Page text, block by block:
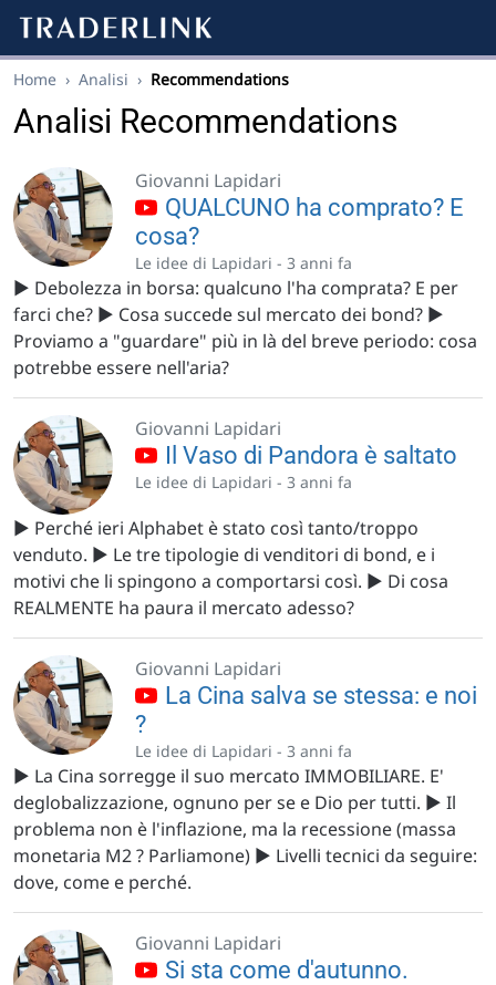
Home › Analisi › Recommendations
Analisi Recommendations
Giovanni Lapidari
QUALCUNO ha comprato? E
cosa?
Le idee di Lapidari - 3 anni fa
▶️ Debolezza in borsa: qualcuno l'ha comprata? E per
farci che? ▶️ Cosa succede sul mercato dei bond? ▶️
Proviamo a "guardare" più in là del breve periodo: cosa
potrebbe essere nell'aria?
Giovanni Lapidari
Il Vaso di Pandora è saltato
Le idee di Lapidari - 3 anni fa
▶️ Perché ieri Alphabet è stato così tanto/troppo
venduto. ▶️ Le tre tipologie di venditori di bond, e i
motivi che li spingono a comportarsi così. ▶️ Di cosa
REALMENTE ha paura il mercato adesso?
Giovanni Lapidari
La Cina salva se stessa: e noi
?
Le idee di Lapidari - 3 anni fa
▶️ La Cina sorregge il suo mercato IMMOBILIARE. E'
deglobalizzazione, ognuno per se e Dio per tutti. ▶️ Il
problema non è l'inflazione, ma la recessione (massa
monetaria M2 ? Parliamone) ▶️ Livelli tecnici da seguire:
dove, come e perché.
Giovanni Lapidari
Si sta come d'autunno.